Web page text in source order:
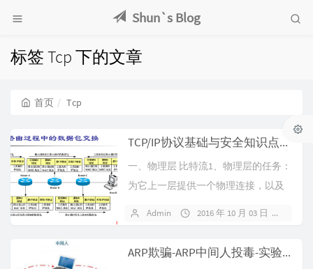
Shun`s Blog
标签 Tcp 下的文章
首页 Tcp
TCP/IP协议基础与安全知识点整理
一、物理层 比特流1、物理层的任务：
为它上一层提供一个物理连接，以及
Admin 2016 年 10 月 03 日
ARP欺骗-ARP中间人投毒-实验报告